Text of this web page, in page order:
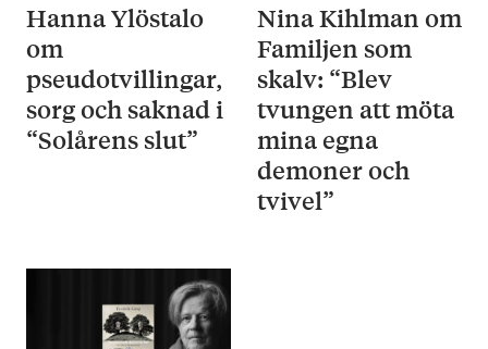
Hanna Ylöstalo
om
pseudotvillingar,
sorg och saknad i
“Solårens slut”
Nina Kihlman om
Familjen som
skalv: “Blev
tvungen att möta
mina egna
demoner och
tvivel”